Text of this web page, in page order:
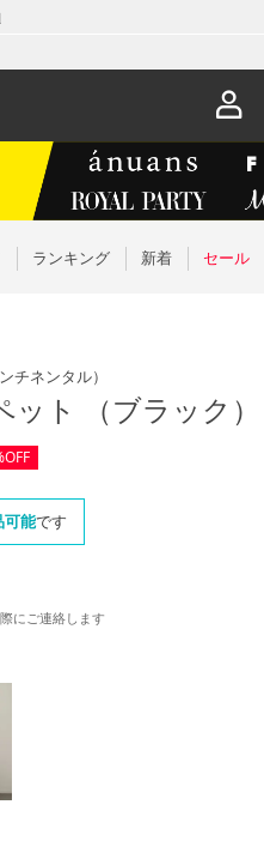
ランキング 新着 セール
チネンタル）
ト （ブラック）
可能です
にご連絡します